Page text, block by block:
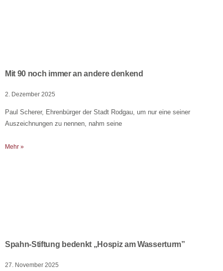
Mit 90 noch immer an andere denkend
2. Dezember 2025
Paul Scherer, Ehrenbürger der Stadt Rodgau, um nur eine seiner
Auszeichnungen zu nennen, nahm seine
Mehr »
Spahn-Stiftung bedenkt „Hospiz am Wasserturm”
27. November 2025